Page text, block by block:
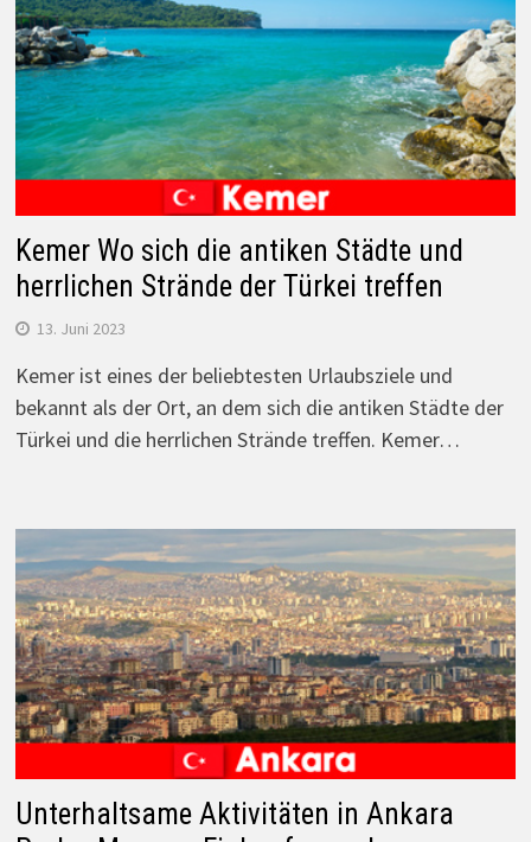
Kemer Wo sich die antiken Städte und
herrlichen Strände der Türkei treffen
13. Juni 2023
Kemer ist eines der beliebtesten Urlaubsziele und
bekannt als der Ort, an dem sich die antiken Städte der
Türkei und die herrlichen Strände treffen. Kemer…
Unterhaltsame Aktivitäten in Ankara